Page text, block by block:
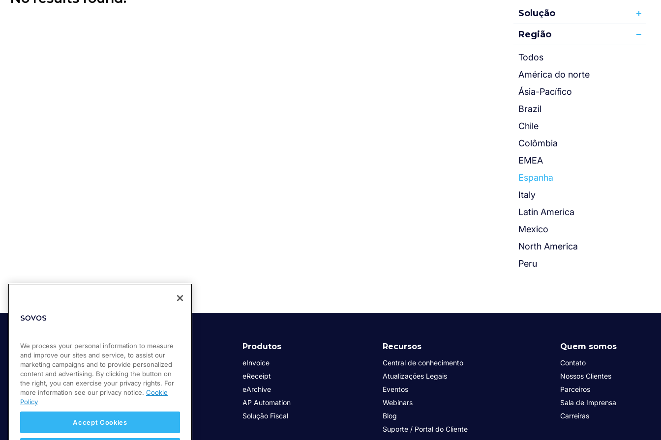
Solução
Região
Todos
América do norte
Ásia-Pacífico
Brazil
Chile
Colômbia
EMEA
Espanha
Italy
Latin America
Mexico
North America
Peru
Soluções
Compliance Cloud
Conformidade no faturamento eletrônico
Relatórios fiscais e de IVA
Produtos
eInvoice
eReceipt
eArchive
AP Automation
Solução Fiscal
Recursos
Central de conhecimento
Atualizações Legais
Eventos
Webinars
Blog
Suporte / Portal do Cliente
Quem somos
Contato
Nossos Clientes
Parceiros
Sala de Imprensa
Carreiras
We process your personal information to measure
and improve our sites and service, to assist our
marketing campaigns and to provide personalized
content and advertising. By clicking the button on
the right, you can exercise your privacy rights. For
more information see our privacy notice. Cookie
Policy
Accept Cookies